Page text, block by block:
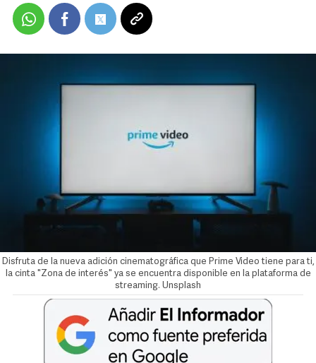
Disfruta de la nueva adición cinematográfica que Prime Video tiene para ti,
la cinta "Zona de interés" ya se encuentra disponible en la plataforma de
streaming. Unsplash